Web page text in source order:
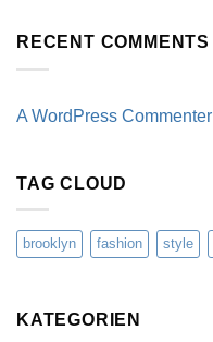
RECENT COMMENTS
A WordPress Commenter
TAG CLOUD
brooklyn fashion style
KATEGORIEN